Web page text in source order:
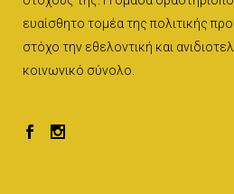
ευαίσθητο τομέα της πολιτικής
στόχο την εθελοντική και
κοινωνικό σύνολο.